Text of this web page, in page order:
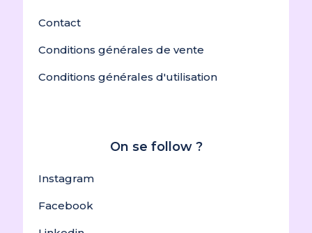
Contact
Conditions générales de vente
Conditions générales d'utilisation
On se follow ?
Instagram
Facebook